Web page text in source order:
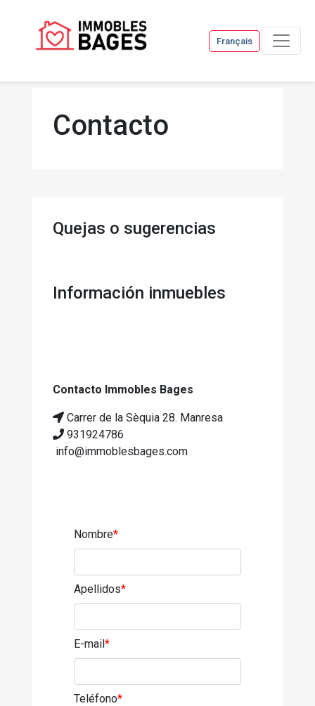
Français
Contacto
Quejas o sugerencias
Información inmuebles
Contacto Immobles Bages
Carrer de la Sèquia 28. Manresa
931924786
info@immoblesbages.com
Nombre*
Apellidos*
E-mail*
Teléfono*